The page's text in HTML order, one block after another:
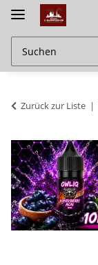
Zurück zur Liste